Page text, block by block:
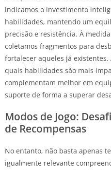
indicamos o investimento
habilidades, mantendo um
precisão e resistência. À
coletamos fragmentos para
fortalecer aqueles já
quais habilidades são mais
complementam melhor em
suporte de forma a superar
Modos de Jogo:
de Recompensas
No entanto, não basta apenas
igualmente relevante